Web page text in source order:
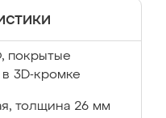
покрытые
3D-кромке
толщина 26 мм